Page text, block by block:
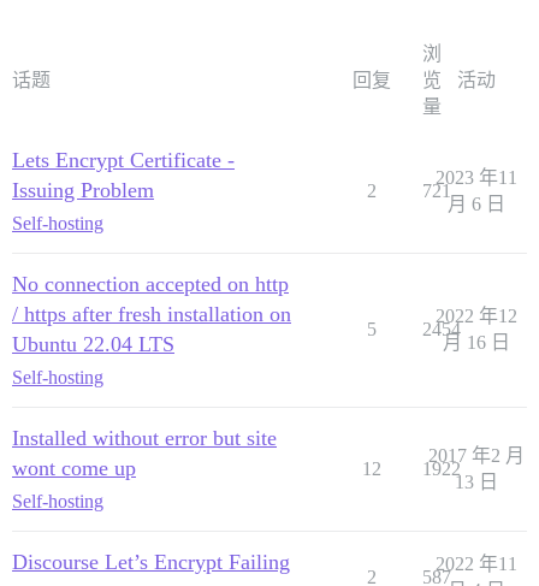
话题 回复
浏
览
量
活动
Lets Encrypt Certificate -
Issuing Problem
Self-hosting
2 721
2023 年11
月 6 日
No connection accepted on http
/ https after fresh installation on
Ubuntu 22.04 LTS
Self-hosting
5 2454
2022 年12
月 16 日
Installed without error but site
wont come up
Self-hosting
12 1922
2017 年2 月
13 日
Discourse Let’s Encrypt Failing
2 587
2022 年11